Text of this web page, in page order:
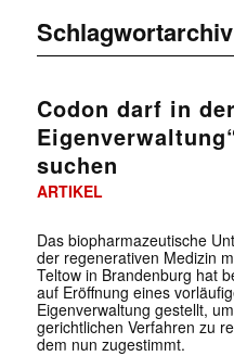
Codon darf in
suchen
ARTIKEL
Das biopharmazeutische
der regenerativen Medizin
Teltow in Brandenburg hat
auf Eröffnung eines
Eigenverwaltung gestellt,
gerichtlichen Verfahren zu
dem nun zugestimmt.